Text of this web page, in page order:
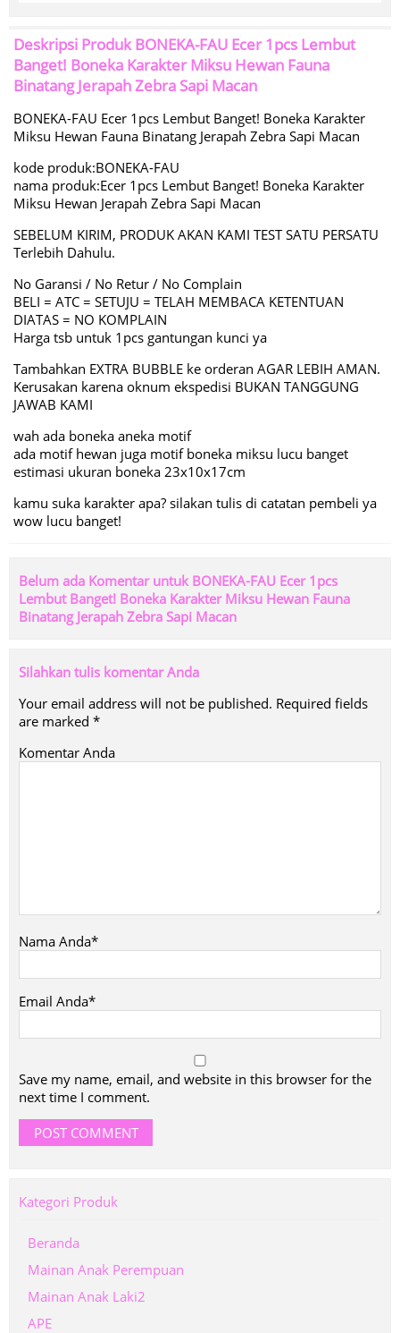
Deskripsi ProdukBONEKA-FAU Ecer 1pcs Lembut
Banget! Boneka Karakter Miksu Hewan Fauna
Binatang Jerapah Zebra Sapi Macan
BONEKA-FAU Ecer 1pcs Lembut Banget! Boneka Karakter
Miksu Hewan Fauna Binatang Jerapah Zebra Sapi Macan
kode produk:BONEKA-FAU
nama produk:Ecer 1pcs Lembut Banget! Boneka Karakter
Miksu Hewan Jerapah Zebra Sapi Macan
SEBELUM KIRIM, PRODUK AKAN KAMI TEST SATU PERSATU
Terlebih Dahulu.
No Garansi / No Retur / No Complain
BELI = ATC = SETUJU = TELAH MEMBACA KETENTUAN
DIATAS = NO KOMPLAIN
Harga tsb untuk 1pcs gantungan kunci ya
Tambahkan EXTRA BUBBLE ke orderan AGAR LEBIH AMAN.
Kerusakan karena oknum ekspedisi BUKAN TANGGUNG
JAWAB KAMI
wah ada boneka aneka motif
ada motif hewan juga motif boneka miksu lucu banget
estimasi ukuran boneka 23x10x17cm
kamu suka karakter apa? silakan tulis di catatan pembeli ya
wow lucu banget!
Belum ada Komentar untuk BONEKA-FAU Ecer 1pcs
Lembut Banget! Boneka Karakter Miksu Hewan Fauna
Binatang Jerapah Zebra Sapi Macan
Silahkan tulis komentar Anda
Your email address will not be published. Required fields
are marked *
Komentar Anda
Nama Anda*
Email Anda*
Save my name, email, and website in this browser for the
next time I comment.
Kategori Produk
Beranda
Mainan Anak Perempuan
Mainan Anak Laki2
APE